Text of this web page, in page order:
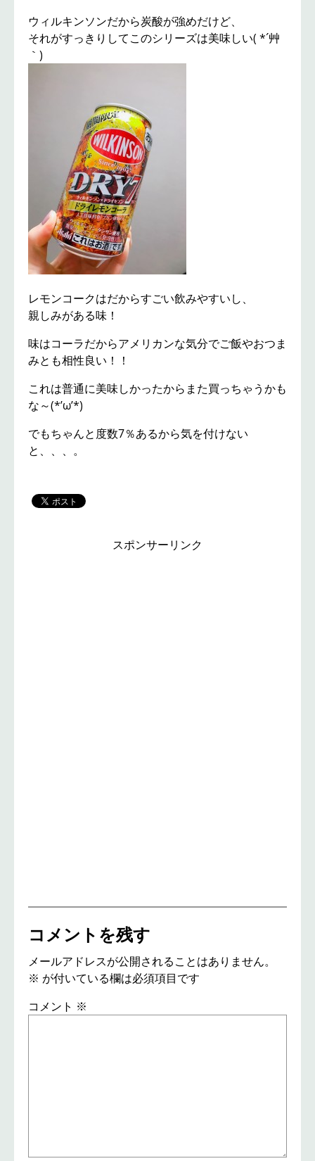
ウィルキンソンだから炭酸が強めだけど、
それがすっきりしてこのシリーズは美味しい( *´艸
｀)
レモンコークはだからすごい飲みやすいし、
親しみがある味！
味はコーラだからアメリカンな気分でご飯やおつま
みとも相性良い！！
これは普通に美味しかったからまた買っちゃうかも
な～(*’ω’*)
でもちゃんと度数7％あるから気を付けない
と、、、。
スポンサーリンク
コメントを残す
メールアドレスが公開されることはありません。
※ が付いている欄は必須項目です
コメント ※